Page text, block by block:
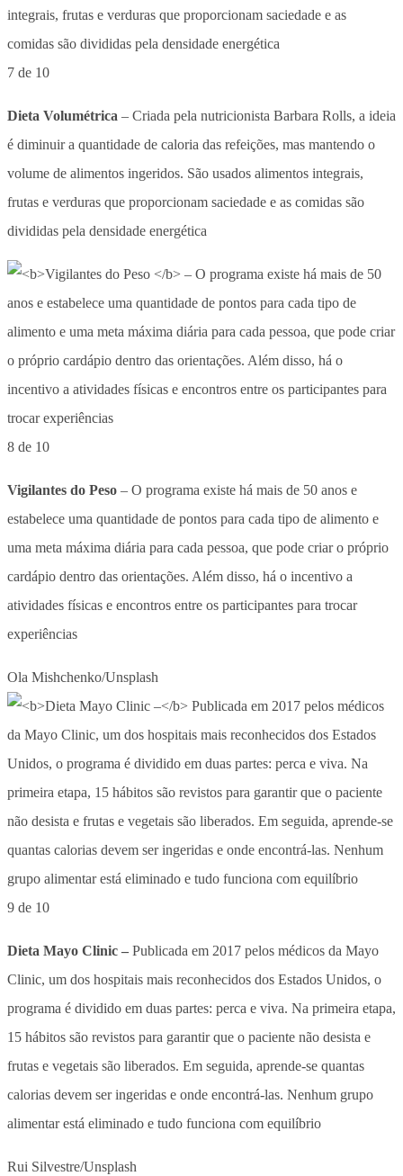
7 de 10
Dieta Volumétrica – Criada pela nutricionista Barbara Rolls, a ideia
é diminuir a quantidade de caloria das refeições, mas mantendo o
volume de alimentos ingeridos. São usados alimentos integrais,
frutas e verduras que proporcionam saciedade e as comidas são
divididas pela densidade energética
8 de 10
Vigilantes do Peso – O programa existe há mais de 50 anos e
estabelece uma quantidade de pontos para cada tipo de alimento e
uma meta máxima diária para cada pessoa, que pode criar o próprio
cardápio dentro das orientações. Além disso, há o incentivo a
atividades físicas e encontros entre os participantes para trocar
experiências
Ola Mishchenko/Unsplash
9 de 10
Dieta Mayo Clinic – Publicada em 2017 pelos médicos da Mayo
Clinic, um dos hospitais mais reconhecidos dos Estados Unidos, o
programa é dividido em duas partes: perca e viva. Na primeira etapa,
15 hábitos são revistos para garantir que o paciente não desista e
frutas e vegetais são liberados. Em seguida, aprende-se quantas
calorias devem ser ingeridas e onde encontrá-las. Nenhum grupo
alimentar está eliminado e tudo funciona com equilíbrio
Rui Silvestre/Unsplash